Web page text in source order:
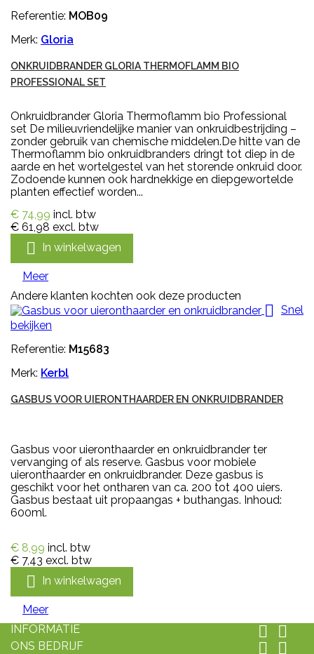
Referentie: MOB09
Merk: Gloria
ONKRUIDBRANDER GLORIA THERMOFLAMM BIO
PROFESSIONAL SET
Onkruidbrander Gloria Thermoflamm bio Professional
set De milieuvriendelijke manier van onkruidbestrijding –
zonder gebruik van chemische middelen.De hitte van de
Thermoflamm bio onkruidbranders dringt tot diep in de
aarde en het wortelgestel van het storende onkruid door.
Zodoende kunnen ook hardnekkige en diepgewortelde
planten effectief worden...
€ 74,99 incl. btw
€ 61,98 excl. btw
 In winkelwagen
Meer
Andere klanten kochten ook deze producten
 Snel
bekijken
Referentie: M15683
Merk: Kerbl
GASBUS VOOR UIERONTHAARDER EN ONKRUIDBRANDER
Gasbus voor uieronthaarder en onkruidbrander ter
vervanging of als reserve. Gasbus voor mobiele
uieronthaarder en onkruidbrander. Deze gasbus is
geschikt voor het ontharen van ca. 200 tot 400 uiers.
Gasbus bestaat uit propaangas + buthangas. Inhoud:
600ml.
€ 8,99 incl. btw
€ 7,43 excl. btw
 In winkelwagen
Meer
INFORMATIE
 
ONS BEDRIJF  